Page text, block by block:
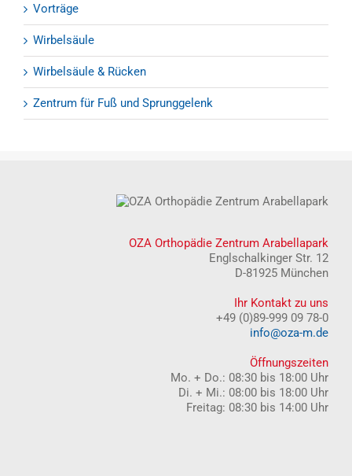
Vorträge
Wirbelsäule
Wirbelsäule & Rücken
Zentrum für Fuß und Sprunggelenk
OZA Orthopädie Zentrum Arabellapark
Englschalkinger Str. 12
D-81925 München
Ihr Kontakt zu uns
+49 (0)89-999 09 78-0
info@oza-m.de
Öffnungszeiten
Mo. + Do.: 08:30 bis 18:00 Uhr
Di. + Mi.: 08:00 bis 18:00 Uhr
Freitag: 08:30 bis 14:00 Uhr